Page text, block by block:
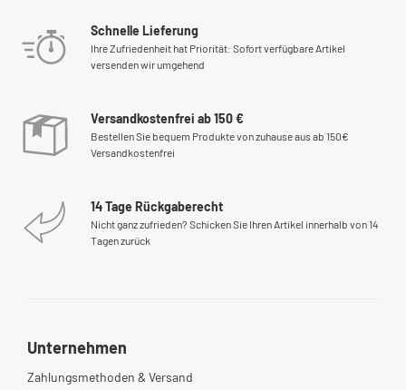
Schnelle Lieferung
Ihre Zufriedenheit hat Priorität: Sofort verfügbare Artikel
versenden wir umgehend
Versandkostenfrei ab 150 €
Bestellen Sie bequem Produkte von zuhause aus ab 150€
Versandkostenfrei
14 Tage Rückgaberecht
Nicht ganz zufrieden? Schicken Sie Ihren Artikel innerhalb von 14
Tagen zurück
Unternehmen
Zahlungsmethoden & Versand